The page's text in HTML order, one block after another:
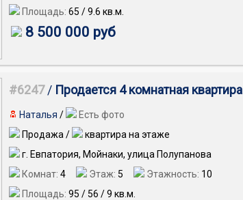
Площадь: 65 /9.6 кв.м.
8 500 000 руб
#6247/ Продается 4 комнатная квартира
Наталья /
Есть фото
Продажа /
квартира на этаже
г. Евпатория, Мойнаки, улица Полупанова
Комнат: 4 Этаж: 5 Этажность: 10
Площадь: 95 / 56 /9 кв.м.